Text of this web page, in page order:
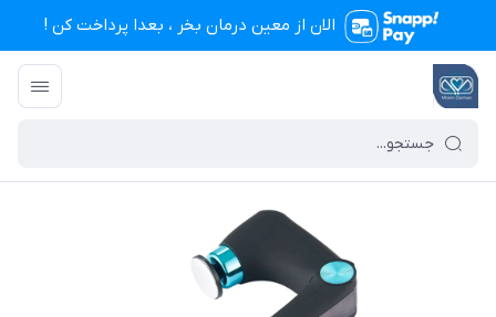
الان از معین درمان بخر ، بعدا پرداخت کن !
تجهیزات پزشکی معین درمان